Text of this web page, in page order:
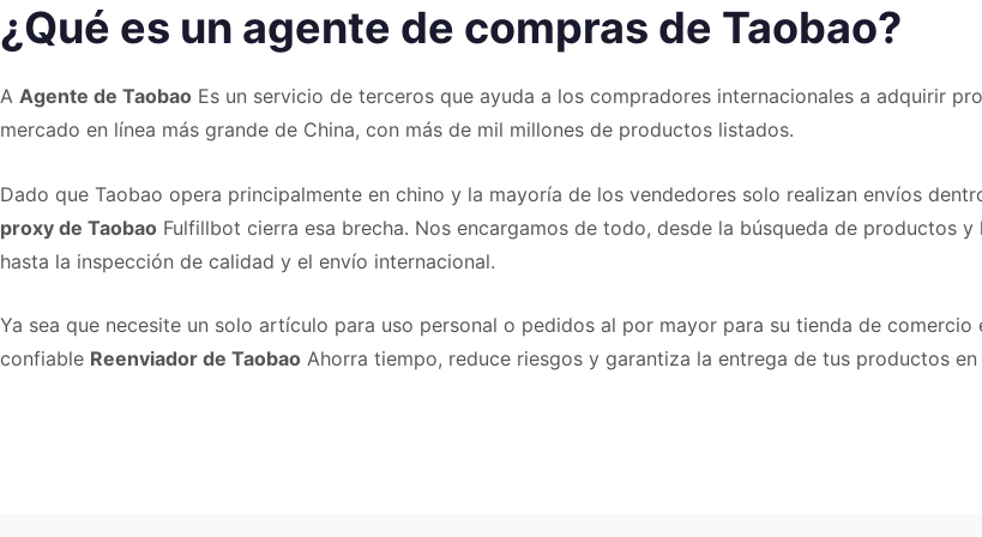
¿Qué es un agente de compras de Taobao?
A Agente de Taobao Es un servicio de terceros que ayuda a los compradores internacionales a adquirir
mercado en línea más grande de China, con más de mil millones de productos listados.
Dado que Taobao opera principalmente en chino y la mayoría de los vendedores solo realizan envíos
proxy de Taobao Fulfillbot cierra esa brecha. Nos encargamos de todo, desde la búsqueda de productos
hasta la inspección de calidad y el envío internacional.
Ya sea que necesite un solo artículo para uso personal o pedidos al por mayor para su tienda de
confiable Reenviador de Taobao Ahorra tiempo, reduce riesgos y garantiza la entrega de tus productos